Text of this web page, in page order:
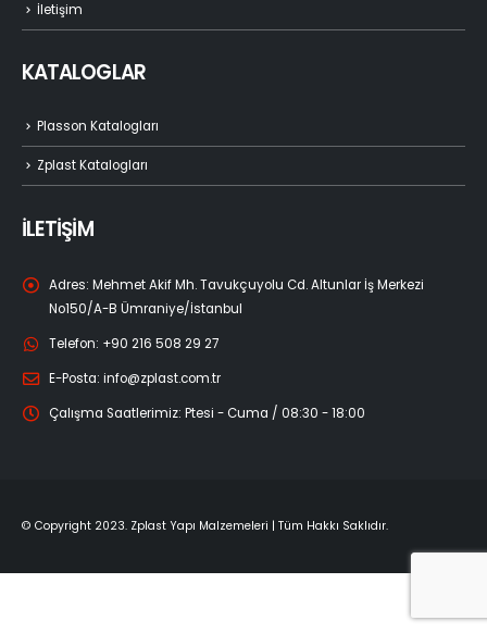
İletişim
KATALOGLAR
Plasson Katalogları
Zplast Katalogları
İLETİŞİM
Adres: Mehmet Akif Mh. Tavukçuyolu Cd. Altunlar İş Merkezi
No150/A-B Ümraniye/İstanbul
Telefon: +90 216 508 29 27
E-Posta: info@zplast.com.tr
Çalışma Saatlerimiz: Ptesi - Cuma / 08:30 - 18:00
© Copyright 2023. Zplast Yapı Malzemeleri | Tüm Hakkı Saklıdır.